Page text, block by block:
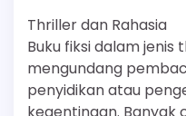
Thriller dan Rahasia
Buku fiksi dalam
mengundang
penyidikan atau